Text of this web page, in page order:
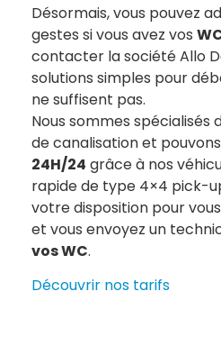
Désormais, vous pouvez
gestes si vous avez vos
contacter la société Allo
solutions simples pour
ne suffisent pas.
Nous sommes spécialisés
de canalisation et
24H/24 grâce à nos
rapide de type 4×4 pick-
votre disposition pour
et vous envoyez un
vos WC.
Découvrir nos tarifs